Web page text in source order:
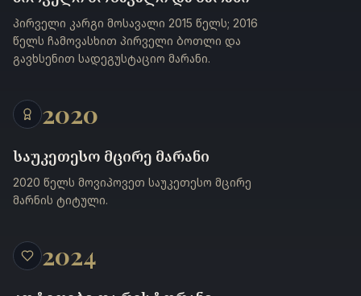
პირველი კარგი მოსავალი 2015 წელს; 2016
წელს ჩამოვასხით პირველი ბოთლი და
გავხსენით სადეგუსტაციო მარანი.
2020
საუკეთესო მცირე მარანი
2020 წელს მოვიპოვეთ საუკეთესო მცირე
მარნის ტიტული.
2024